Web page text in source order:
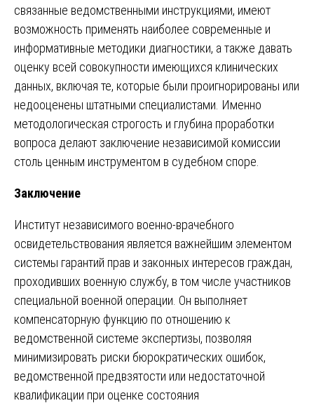
связанные ведомственными инструкциями, имеют
возможность применять наиболее современные и
информативные методики диагностики, а также давать
оценку всей совокупности имеющихся клинических
данных, включая те, которые были проигнорированы или
недооценены штатными специалистами. Именно
методологическая строгость и глубина проработки
вопроса делают заключение независимой комиссии
столь ценным инструментом в судебном споре.
Заключение
Институт независимого военно-врачебного
освидетельствования является важнейшим элементом
системы гарантий прав и законных интересов граждан,
проходивших военную службу, в том числе участников
специальной военной операции. Он выполняет
компенсаторную функцию по отношению к
ведомственной системе экспертизы, позволяя
минимизировать риски бюрократических ошибок,
ведомственной предвзятости или недостаточной
квалификации при оценке состояния